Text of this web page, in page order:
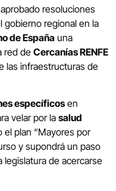
resoluciones
gobierno regional en la
de España una
red de Cercanías RENFE
las infraestructuras de
específicosen
velar por la salud
el plan “Mayores por
y supondrá un paso
legislatura de acercarse